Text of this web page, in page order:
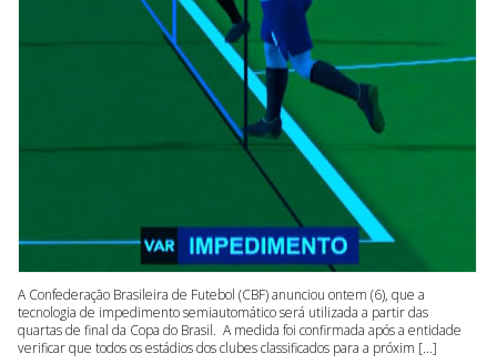
A Confederação Brasileira de Futebol (CBF) anunciou ontem (6), que a
tecnologia de impedimento semiautomático será utilizada a partir das
quartas de final da Copa do Brasil. A medida foi confirmada após a entidade
verificar que todos os estádios dos clubes classificados para a próxim [...]